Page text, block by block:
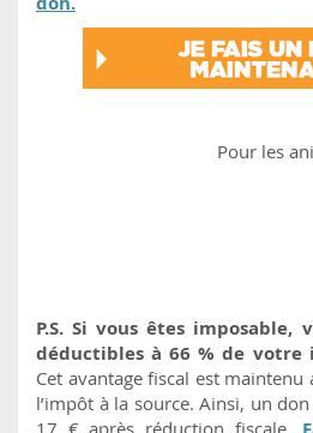
Pour les
P.S. Si vous êtes imposable,
déductibles à 66 % de
Cet avantage fiscal est
l’impôt à la source. Ainsi, un